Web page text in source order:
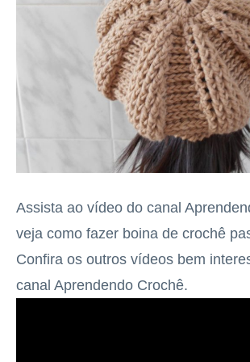
Assista ao vídeo do canal
veja como fazer boina de crochê
Confira os outros vídeos bem
canal Aprendendo Crochê.